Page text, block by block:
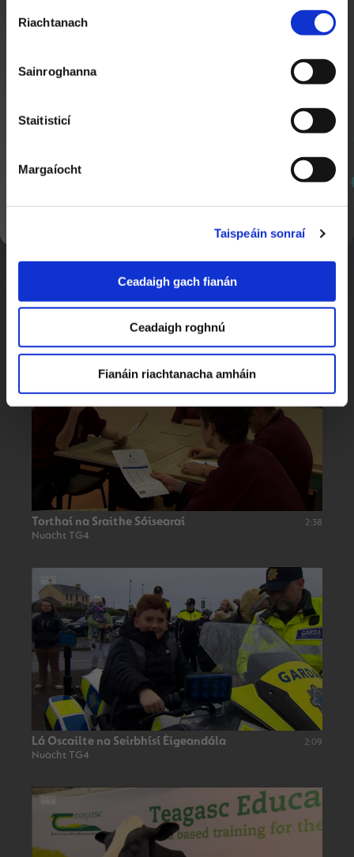
Toilithe
Riachtanach
Sainroghanna
Staitisticí
Margaíocht
Taispeáin sonraí
Ceadaigh gach fianán
Ceadaigh roghnú
Fianáin riachtanacha amháin
Mic Léinn ag agóidíocht in Ollscoil na Gaillimhe 2:28
Eolaí Óg 2:40
Torthaí na Sraithe Sóisearaí
Nuacht TG4
2:38
Lá Oscailte na Seirbhísí Éigeandála
Nuacht TG4
2:09